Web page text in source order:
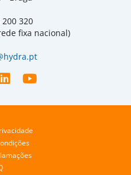
200 320
fixa nacional)